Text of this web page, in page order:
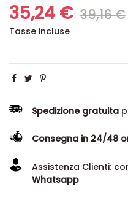
35,24 € 39,16 €
Tasse incluse
Spedizione gratuita
Consegna in 24/48
Assistenza Clienti:
Whatsapp